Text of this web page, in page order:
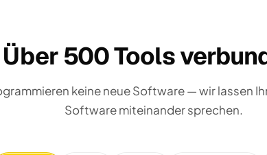
Über 500 Tools
keine neue Software — wir lassen
Software miteinander sprechen.